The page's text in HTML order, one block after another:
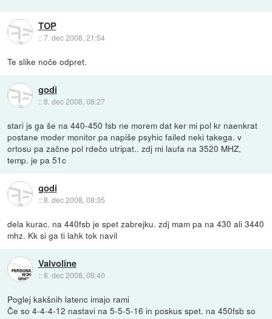
TOP
::7. dec 2008, 21:54
Te slike noče odpret.
godi
::8. dec 2008, 08:27
stari js ga še na 440-450 fsb ne morem dat ker mi pol kr naenkrat
postane moder monitor pa napiše psyhic failed neki takega. v
ortosu pa začne pol rdečo utripat.. zdj mi laufa na 3520 MHZ,
temp. je pa 51c
godi
::8. dec 2008, 08:35
dela kurac. na 440fsb je spet zabrejku. zdj mam pa na 430 ali 3440
mhz. Kk si ga ti lahk tok navil
Valvoline
::8. dec 2008, 08:40
Poglej kakšnih latenc imajo rami
Če so 4-4-4-12 nastavi na 5-5-5-16 in poskus spet. na 450fsb so